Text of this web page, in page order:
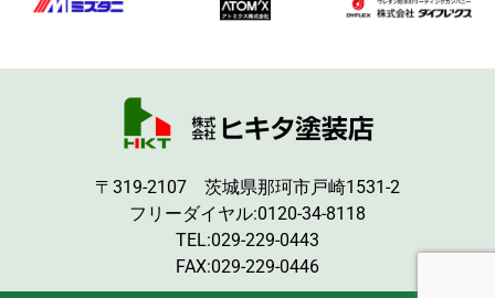
〒319-2107 茨城県那珂市戸崎1531-2
フリーダイヤル:0120-34-8118
TEL:029-229-0443
FAX:029-229-0446